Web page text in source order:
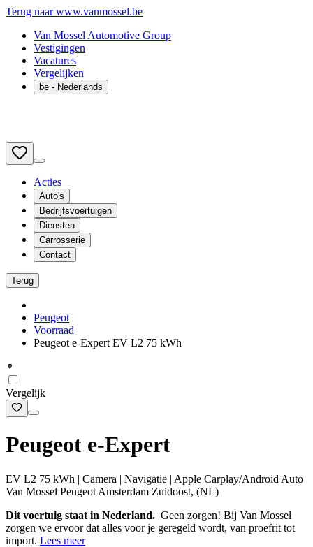
Terug naar www.vanmossel.be
Van Mossel Automotive Group
Vestigingen
Vacatures
Vergelijken
be - Nederlands
Acties
Auto's
Bedrijfsvoertuigen
Diensten
Carrosserie
Contact
Terug
Peugeot
Voorraad
Peugeot e-Expert EV L2 75 kWh
Vergelijk
Peugeot e-Expert
EV L2 75 kWh | Camera | Navigatie | Apple Carplay/Android Auto
Van Mossel Peugeot Amsterdam Zuidoost, (NL)
Dit voertuig staat in Nederland. Geen zorgen! Bij Van Mossel
zorgen we ervoor dat alles voor je geregeld wordt, van proefrit tot
import. Lees meer